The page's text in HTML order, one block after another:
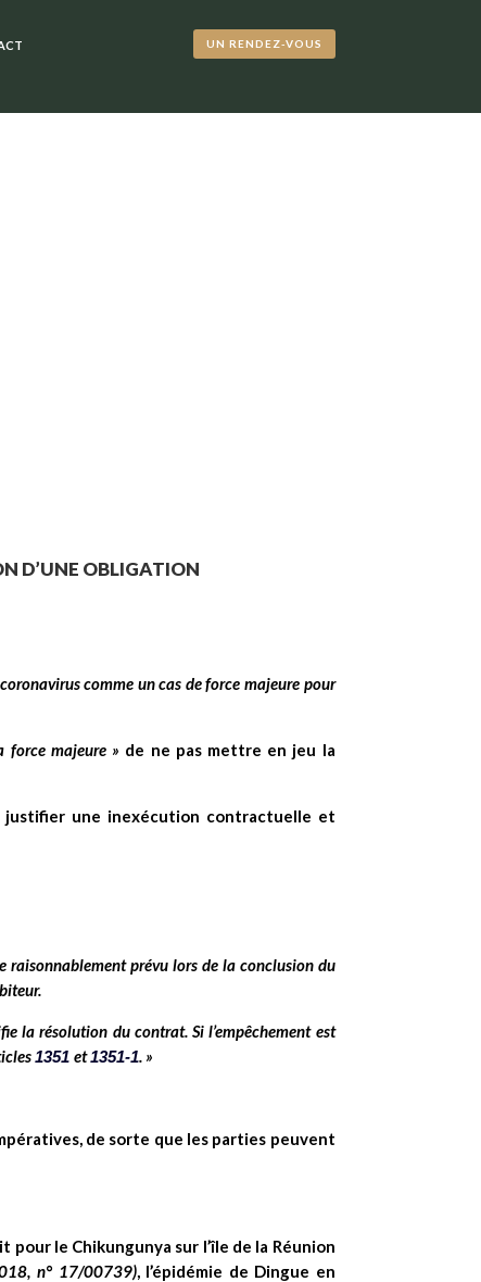
UN RENDEZ-VOUS
D’UNE OBLIGATION
comme un cas de force majeure pour
majeure » de ne pas mettre en jeu la
justifier une inexécution contractuelle et
raisonnablement prévu lors de la conclusion du
la résolution du contrat. Si l’empêchement est
1351et1351-1. »
de sorte que les parties peuvent
le Chikungunya sur l’île de la Réunion
n° 17/00739), l’épidémie de Dingue en